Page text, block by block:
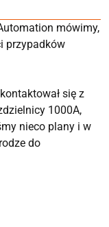
mówimy,
przypadków
się z
1000A,
nieco plany i w
do